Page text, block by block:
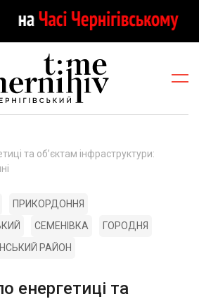
та обʼєктам інфраструктури:
ПРИКОРДОННЯ
СЕМЕНІВКА
ГОРОДНЯ
РАЙОН
енергетиці та